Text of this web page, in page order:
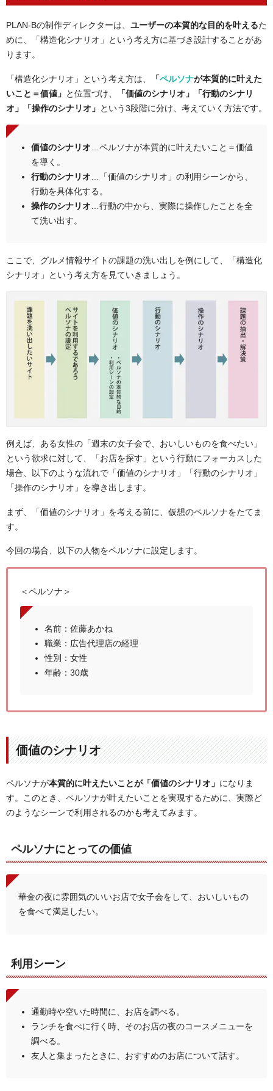
PLAN-Bの制作ディレクターは、 ユーザーの本質的な目的を叶えるた
めに、「構造化シナリオ」という考え方に基づき設計することがあ
ります。
「構造化シナリオ」という考え方は、 「ペルソナが本質的に叶えた
いこと＝価値」 と位置づけ、
「価値のシナリオ」「行動のシナリ
オ」「操作のシナリオ」 という3段階に分け、考えていく方法です。
価値のシナリオ …ペルソナが本質的に叶えたいこと＝価値
を導く。
行動のシナリオ …「価値のシナリオ」の利用シーンから、
行動を具体化する。
操作のシナリオ …行動の中から、実際に操作したことを全
て洗い出す。
ここで、グルメ情報サイトの課題の洗い出しを例にして、「構造化
シナリオ」という考え方を見ていきましょう。
例えば、ある女性の「週末の女子会で、おいしいものを食べたい」
という欲求に対して、「お店を探す」という行動にフォーカスした
場合、以下のような流れで「価値のシナリオ」「行動のシナリオ」
「操作のシナリオ」を導き出します。
まず、「価値のシナリオ」を考える前に、仮想のペルソナをたてま
す。
今回の場合、以下の人物をペルソナに設定します。
＜ペルソナ＞
名前：佐藤あかね
職業：広告代理店の経理
性別：女性
年齢：30歳
価値のシナリオ
ペルソナが本質的に叶えたいことが「価値のシナリオ」 になりま
す。このとき、ペルソナが叶えたいことを実現するために、実際ど
のようなシーンで利用されるのかも考えてみます。
ペルソナにとっての価値
華金の夜に雰囲気のいいお店で女子会をして、おいしいもの
を食べて満足したい。
利用シーン
通勤時や空いた時間に、お店を調べる。
ランチを食べに行く時、そのお店の夜のコースメニューを
調べる。
友人と集まったときに、おすすめのお店について話す。